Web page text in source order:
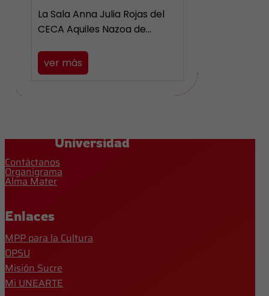
La Sala Anna Julia Rojas del
CECA Aquiles Nazoa de…
ver más
Universidad
Contáctanos
Organigrama
Alma Mater
Enlaces
MPP para la Cultura
OPSU
Misión Sucre
Mi UNEARTE